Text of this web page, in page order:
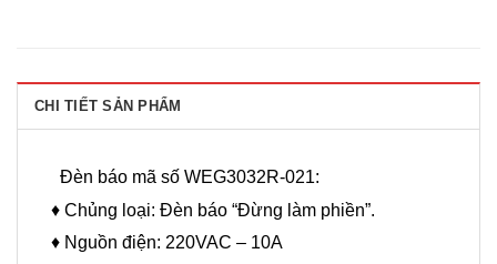
CHI TIẾT SẢN PHẨM
Đèn báo mã số WEG3032R-021:
♦ Chủng loại: Đèn báo “Đừng làm phiền”.
♦ Nguồn điện: 220VAC – 10A